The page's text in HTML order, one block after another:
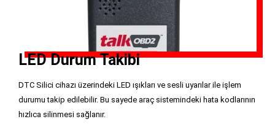
LED Durum Takibi
DTC Silici cihazı üzerindeki LED ışıkları ve sesli uyarılar ile işlem
durumu takip edilebilir. Bu sayede araç sistemindeki hata kodlarının
hızlıca silinmesi sağlanır.